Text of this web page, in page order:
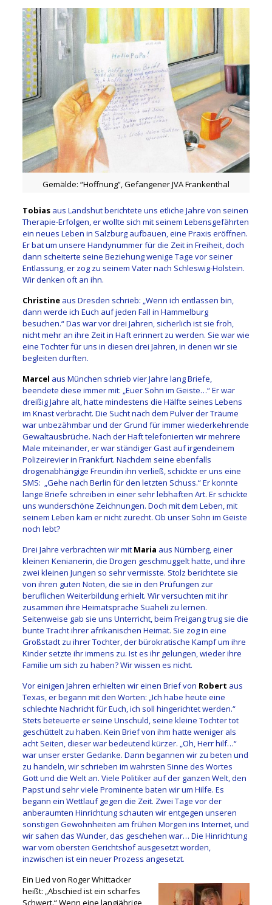
Gemälde: “Hoffnung”, Gefangener JVA Frankenthal
Tobias aus Landshut berichtete uns etliche Jahre von seinen
Therapie-Erfolgen, er wollte sich mit seinem Lebensgefährten
ein neues Leben in Salzburg aufbauen, eine Praxis eröffnen.
Er bat um unsere Handynummer für die Zeit in Freiheit, doch
dann scheiterte seine Beziehung wenige Tage vor seiner
Entlassung, er zog zu seinem Vater nach Schleswig-Holstein.
Wir denken oft an ihn.
Christine aus Dresden schrieb: „Wenn ich entlassen bin,
dann werde ich Euch auf jeden Fall in Hammelburg
besuchen.“ Das war vor drei Jahren, sicherlich ist sie froh,
nicht mehr an ihre Zeit in Haft erinnert zu werden. Sie war wie
eine Tochter für uns in diesen drei Jahren, in denen wir sie
begleiten durften.
Marcel aus München schrieb vier Jahre lang Briefe,
beendete diese immer mit: „Euer Sohn im Geiste…“ Er war
dreißig Jahre alt, hatte mindestens die Hälfte seines Lebens
im Knast verbracht. Die Sucht nach dem Pulver der Träume
war unbezähmbar und der Grund für immer wiederkehrende
Gewaltausbrüche. Nach der Haft telefonierten wir mehrere
Male miteinander, er war ständiger Gast auf irgendeinem
Polizeirevier in Frankfurt. Nachdem seine ebenfalls
drogenabhängige Freundin ihn verließ, schickte er uns eine
SMS: „Gehe nach Berlin für den letzten Schuss.“ Er konnte
lange Briefe schreiben in einer sehr lebhaften Art. Er schickte
uns wunderschöne Zeichnungen. Doch mit dem Leben, mit
seinem Leben kam er nicht zurecht. Ob unser Sohn im Geiste
noch lebt?
Drei Jahre verbrachten wir mit Maria aus Nürnberg, einer
kleinen Kenianerin, die Drogen geschmuggelt hatte, und ihre
zwei kleinen Jungen so sehr vermisste. Stolz berichtete sie
von ihren guten Noten, die sie in den Prüfungen zur
beruflichen Weiterbildung erhielt. Wir versuchten mit ihr
zusammen ihre Heimatsprache Suaheli zu lernen.
Seitenweise gab sie uns Unterricht, beim Freigang trug sie die
bunte Tracht ihrer afrikanischen Heimat. Sie zog in eine
Großstadt zu ihrer Tochter, der bürokratische Kampf um ihre
Kinder setzte ihr immens zu. Ist es ihr gelungen, wieder ihre
Familie um sich zu haben? Wir wissen es nicht.
Vor einigen Jahren erhielten wir einen Brief von Robert aus
Texas, er begann mit den Worten: „Ich habe heute eine
schlechte Nachricht für Euch, ich soll hingerichtet werden.“
Stets beteuerte er seine Unschuld, seine kleine Tochter tot
geschüttelt zu haben. Kein Brief von ihm hatte weniger als
acht Seiten, dieser war bedeutend kürzer. „Oh, Herr hilf…“
war unser erster Gedanke. Dann begannen wir zu beten und
zu handeln, wir schrieben im wahrsten Sinne des Wortes
Gott und die Welt an. Viele Politiker auf der ganzen Welt, den
Papst und sehr viele Prominente baten wir um Hilfe. Es
begann ein Wettlauf gegen die Zeit. Zwei Tage vor der
anberaumten Hinrichtung schauten wir entgegen unseren
sonstigen Gewohnheiten am frühen Morgen ins Internet, und
wir sahen das Wunder, das geschehen war… Die Hinrichtung
war vom obersten Gerichtshof ausgesetzt worden,
inzwischen ist ein neuer Prozess angesetzt.
Ein Lied von Roger Whittacker
heißt: „Abschied ist ein scharfes
Schwert.“ Wenn eine langjährige